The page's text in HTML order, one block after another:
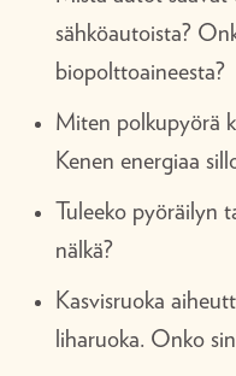
sähköautoista?
biopolttoaineesta?
Miten polkupyörä
Kenen energiaa
Tuleeko pyöräilyn
nälkä?
Kasvisruoka
liharuoka. Onko